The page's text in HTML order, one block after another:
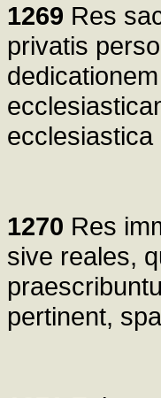
1269 Res
privatis
1270 Res
sive reales,
pertinent,